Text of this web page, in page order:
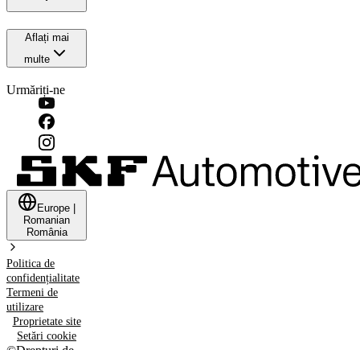
Aflați mai
multe
Urmăriți-ne
Europe
Romanian
România
Politica de
confidențialitate
Termeni de
utilizare
Proprietate site
Setări cookie